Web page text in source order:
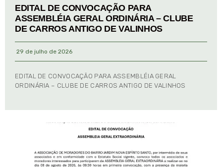
EDITAL DE CONVOCAÇÃO PARA
ASSEMBLÉIA GERAL ORDINÁRIA – CLUBE
DE CARROS ANTIGO DE VALINHOS
29 de julho de 2026
EDITAL DE CONVOCAÇÃO PARA ASSEMBLÉIA GERAL
ORDINÁRIA – CLUBE DE CARROS ANTIGO DE VALINHOS